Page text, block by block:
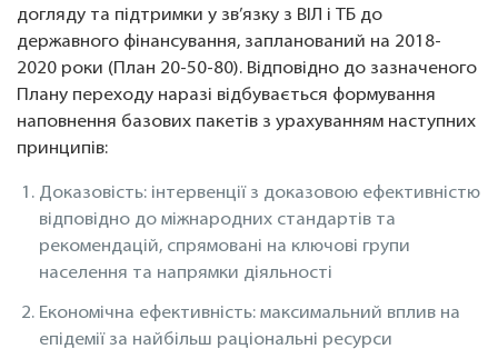
догляду та підтримки у зв’язку з ВІЛ і ТБ до
державного фінансування, запланований на 2018-
2020 роки (План 20-50-80). Відповідно до зазначеного
Плану переходу наразі відбувається формування
наповнення базових пакетів з урахуванням наступних
принципів:
Доказовість: інтервенції з доказовою ефективністю
відповідно до міжнародних стандартів та
рекомендацій, спрямовані на ключові групи
населення та напрямки діяльності
Економічна ефективність: максимальний вплив на
епідемії за найбільш раціональні ресурси